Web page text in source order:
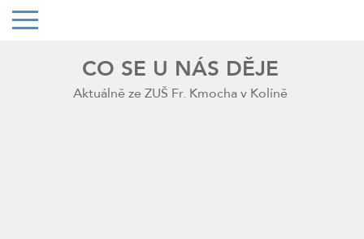
CO SE U NÁS DĚJE
Aktuálně ze ZUŠ Fr. Kmocha v Kolíně